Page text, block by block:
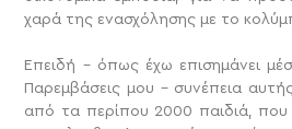
χαρά της ενασχόλησης με το
Επειδή – όπως έχω επισημάνει
Παρεμβάσεις μου – συνέπεια
από τα περίπου 2000 παιδιά, που